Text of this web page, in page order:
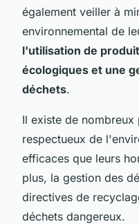
également veiller à
environnemental de
l'utilisation de
écologiques et une
déchets.
Il existe de
respectueux de
efficaces que leurs
plus, la gestion des
directives de
déchets dangereux.